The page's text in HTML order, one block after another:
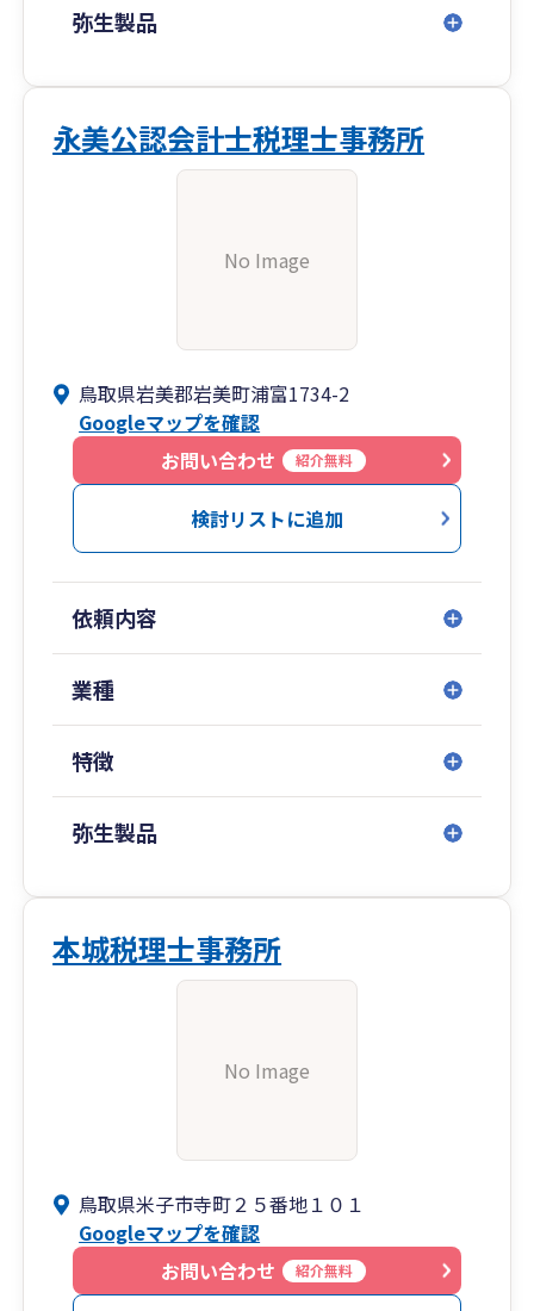
弥生製品
永美公認会計士税理士事務所
No Image
鳥取県岩美郡岩美町浦富1734-2
Googleマップを確認
お問い合わせ
紹介無料
検討リストに追加
依頼内容
業種
特徴
弥生製品
本城税理士事務所
No Image
鳥取県米子市寺町２５番地１０１
Googleマップを確認
お問い合わせ
紹介無料